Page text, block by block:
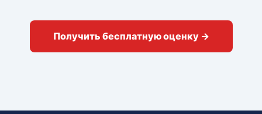
Получить бесплатную оценку →